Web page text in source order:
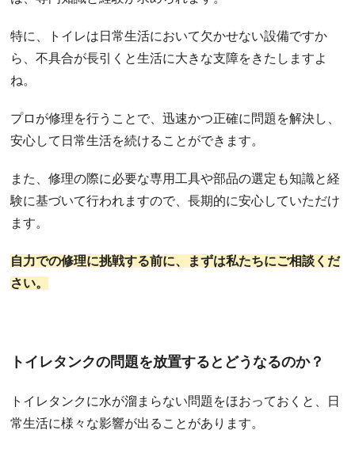
特に、トイレは日常生活において欠かせない設備ですか
ら、不具合が長引くと生活に大きな支障をきたしますよ
ね。
プロが修理を行うことで、迅速かつ正確に問題を解決し、
安心して日常生活を続けることができます。
また、修理の際に必要な専用工具や部品の選定も知識と経
験に基づいて行われますので、長期的に安心していただけ
ます。
自力での修理に挑戦する前に、まずは私たちにご相談くだ
さい。
トイレタンクの問題を放置するとどうなるのか？
トイレタンクに水が溜まらない問題をほおっておくと、日
常生活に様々な影響が出ることがあります。